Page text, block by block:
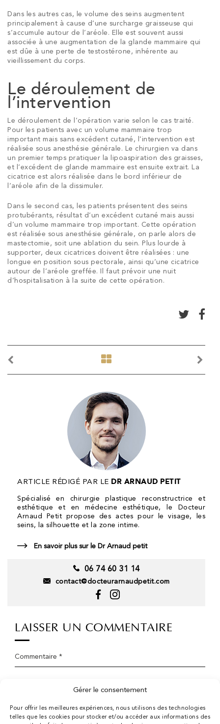
Gérer le consentement
Pour offrir les meilleures expériences, nous utilisons des technologies
telles que les cookies pour stocker et/ou accéder aux informations des
Dans les autres cas, le volume des seins augmentent
principalement à cause d’une surcharge graisseuse qui
s’accumule autour de l’aréole. Elle est souvent aussi
associée à une augmentation de la glande mammaire qui
est dûe à une perte de testostérone, inhérente au
vieillissement du corps.
Le déroulement de
l’intervention
Le déroulement de l’opération varie selon le cas traité.
Pour les patients avec un volume mammaire trop
important mais sans excédent cutané, l’intervention est
réalisée sous anesthésie générale. Le chirurgien va dans
un premier temps pratiquer la lipoaspiration des graisses,
et l’excédent de glande mammaire est ensuite extrait. La
cicatrice est alors réalisée dans le bord inférieur de
l’aréole afin de la dissimuler.
Dans le second cas, les patients présentent des seins
protubérants, résultat d’un excédent cutané mais aussi
d’un volume mammaire trop important. Cette opération
est réalisée sous anesthésie générale, on parle alors de
mastectomie, soit une ablation du sein. Plus lourde à
supporter, deux cicatrices doivent être réalisées : une
longue en position sous pectorale, ainsi qu’une cicatrice
autour de l’aréole greffée. Il faut prévoir une nuit
d’hospitalisation à la suite de cette opération.
ARTICLE RÉDIGÉ PAR LE DR ARNAUD PETIT
Spécialisé en chirurgie plastique reconstructrice et
esthétique et en médecine esthétique, le Docteur
Arnaud Petit propose des actes pour le visage, les
seins, la silhouette et la zone intime.
En savoir plus sur le Dr Arnaud petit
06 74 60 31 14
contact@docteurarnaudpetit.com
LAISSER UN COMMENTAIRE
Commentaire *
E-mail
COPYRIGHT 2019 DR ARNAUD PETIT
75017 Paris
de 9h à 19h
Horaires du cabinet :
Lundi, jeudi et vendredi : 10h–19h
Mardi : 14h–19h
Samedi et dimanche : fermé
Dr Arnaud Petit
Chirurgie esthétique
Conseils